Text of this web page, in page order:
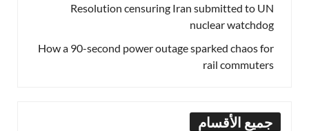
Resolution censuring Iran submitted to UN
nuclear watchdog
How a 90-second power outage sparked chaos for
rail commuters
جميع الأقسام